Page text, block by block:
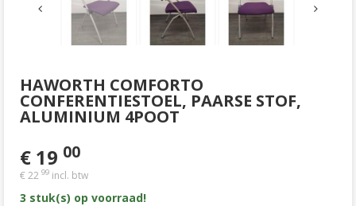
HAWORTH COMFORTO
CONFERENTIESTOEL, PAARSE STOF,
ALUMINIUM 4POOT
€ 19 00
€ 22 99incl. btw
3 stuk(s) op voorraad!